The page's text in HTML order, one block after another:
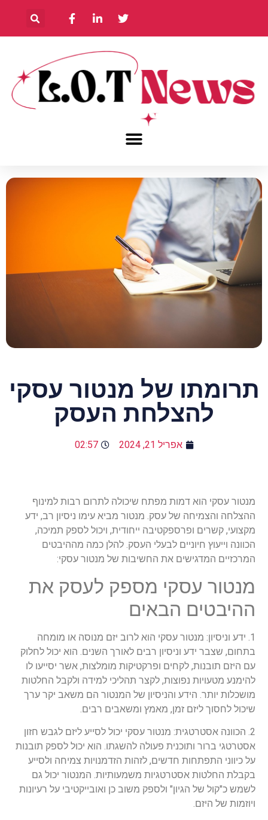
תרומתו של מנטור עסקי
להצלחת העסק
אפריל 21, 2024 02:57
מנטור עסקי הוא דמות מפתח שיכולה לתרום רבות למינוף
ההצלחה והצמיחה של עסק. מנטור מביא עימו ניסיון רב, ידע
מקצועי, קשרים ופרספקטיבה ייחודית, ויכול לספק תמיכה,
הכוונה וייעוץ חיוניים לבעלי העסק. להלן כמה מההיבטים
המרכזיים המדגישים את החשיבות של מנטור עסקי:
מנטור עסקי מספק לעסק את
ההיבטים הבאים
1. ידע וניסיון: מנטור עסקי הוא לרוב יזם מנוסה או מומחה
בתחום, שצבר ידע וניסיון רבים לאורך השנים. הוא יכול לחלוק
עם היזם תובנות, לקחים ופרקטיקות מומלצות, אשר יסייעו לו
להימנע מטעויות נפוצות, לקצר תהליכי למידה ולקבל החלטות
מושכלות יותר. הידע והניסיון של המנטור הם משאב יקר ערך
שיכול לחסוך ליזם זמן, מאמץ ומשאבים רבים.
2. הכוונה אסטרטגית: מנטור עסקי יכול לסייע ליזם לגבש חזון
אסטרטגי ברור ותוכנית פעולה להשגתו. הוא יכול לספק תובנות
על כיווני התפתחות חדשים, לזהות הזדמנויות צמיחה ולסייע
בקבלת החלטות אסטרטגיות משמעותיות. המנטור יכול גם
לשמש כ"קול של הגיון" ולספק משוב כן ואובייקטיבי על רעיונות
ויוזמות של היזם.